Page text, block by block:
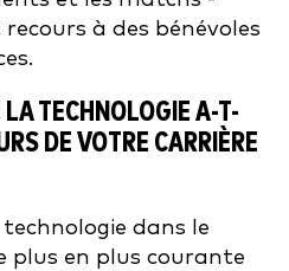
à des bénévoles
TECHNOLOGIE A-T-
DE VOTRE CARRIÈRE
dans le
plus en plus courante